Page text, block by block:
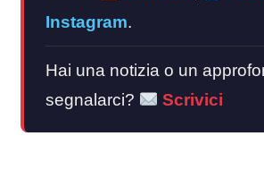
Instagram.
Hai una notizia o un
segnalarci?
Scrivici